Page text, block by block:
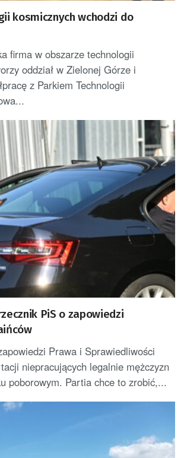
kosmicznych wchodzi do
firma w obszarze technologii
oddział w Zielonej Górze i
z Parkiem Technologii
Prawa i Sprawiedliwości
niepracujących legalnie mężczyzn
poborowym. Partia chce to zrobić,...